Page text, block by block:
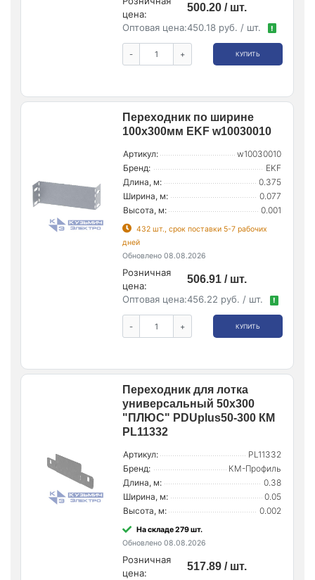
цена:
500.20 / шт.
Оптовая цена:450.18 руб. / шт. !
- + КУПИТЬ
Переходник по ширине
100х300мм EKF w10030010
Артикул:
w10030010
Бренд:
EKF
Длина, м:
0.375
Ширина, м:
0.077
Высота, м:
0.001
432 шт., срок поставки 5-7 рабочих
дней
Обновлено 08.08.2026
Розничная
цена:
506.91 / шт.
Оптовая цена:456.22 руб. / шт. !
- + КУПИТЬ
Переходник для лотка
универсальный 50х300
"ПЛЮС" PDUplus50-300 КМ
PL11332
Артикул:
PL11332
Бренд:
КМ-Профиль
Длина, м:
0.38
Ширина, м:
0.05
Высота, м:
0.002
На складе 279 шт.
Обновлено 08.08.2026
Розничная
цена:
517.89 / шт.